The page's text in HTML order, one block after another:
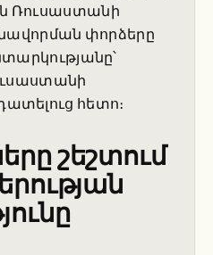
Ռուսաստանի
փորձերը
հետո։
շեշտում